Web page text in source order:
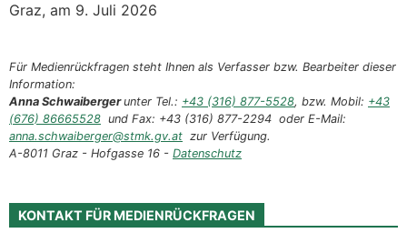
Graz, am 9. Juli 2026
Für Medienrückfragen steht Ihnen als Verfasser bzw. Bearbeiter dieser
Information:
Anna Schwaibergerunter Tel.: +43 (316) 877-5528, bzw. Mobil: +43
(676) 86665528 und Fax: +43 (316) 877-2294 oder E-Mail:
anna.schwaiberger@stmk.gv.at zur Verfügung.
A-8011 Graz - Hofgasse 16 - Datenschutz
KONTAKT FÜR MEDIENRÜCKFRAGEN